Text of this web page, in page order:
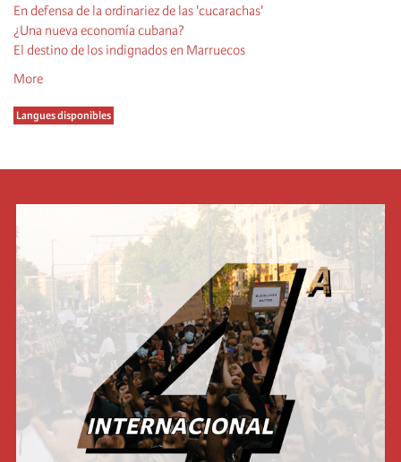
En defensa de la ordinariez de las 'cucarachas'
¿Una nueva economía cubana?
El destino de los indignados en Marruecos
More
Langues disponibles